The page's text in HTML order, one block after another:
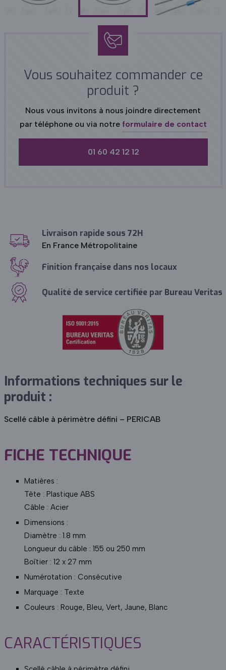
Livraison rapide sous 72H
En France Métropolitaine
Finition française dans nos locaux
Qualité de service certifiée par Bureau Veritas
Vous souhaitez commander ce
produit ?
Nous vous invitons à nous joindre directement
par téléphone ou via notre formulaire de contact
01 60 42 12 12
Informations techniques sur le
produit :
Scellé câble à périmètre défini – PERICAB
FICHE TECHNIQUE
Matières :
Tête : Plastique ABS
Câble : Acier
Dimensions :
Diamètre : 1.8 mm
Longueur du câble : 155 ou 250 mm
Boîtier : 12 x 27 mm
Numérotation : Consécutive
Marquage : Texte
Couleurs : Rouge, Bleu, Vert, Jaune, Blanc
CARACTÉRISTIQUES